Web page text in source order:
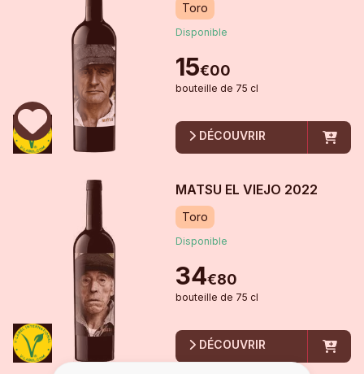
Toro
Disponible
15€00
bouteille de 75 cl
DÉCOUVRIR
MATSU EL VIEJO 2022
Toro
Disponible
34€80
bouteille de 75 cl
DÉCOUVRIR